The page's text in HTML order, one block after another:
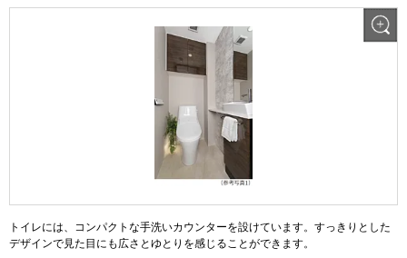
トイレには、コンパクトな手洗いカウンターを設けています。すっきりとした
デザインで見た目にも広さとゆとりを感じることができます。